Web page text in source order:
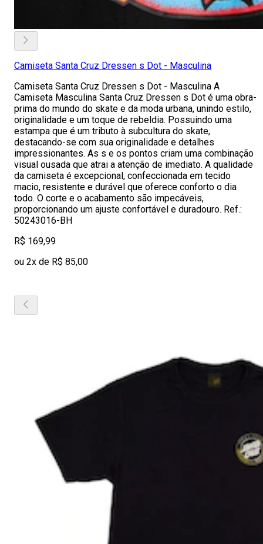
Camiseta Santa Cruz Dressen s Dot - Masculina
Camiseta Santa Cruz Dressen s Dot - Masculina A
Camiseta Masculina Santa Cruz Dressen s Dot é uma obra-
prima do mundo do skate e da moda urbana, unindo estilo,
originalidade e um toque de rebeldia. Possuindo uma
estampa que é um tributo à subcultura do skate,
destacando-se com sua originalidade e detalhes
impressionantes. As s e os pontos criam uma combinação
visual ousada que atrai a atenção de imediato. A qualidade
da camiseta é excepcional, confeccionada em tecido
macio, resistente e durável que oferece conforto o dia
todo. O corte e o acabamento são impecáveis,
proporcionando um ajuste confortável e duradouro. Ref.:
50243016-BH
R$ 169,99
ou 2x de R$ 85,00